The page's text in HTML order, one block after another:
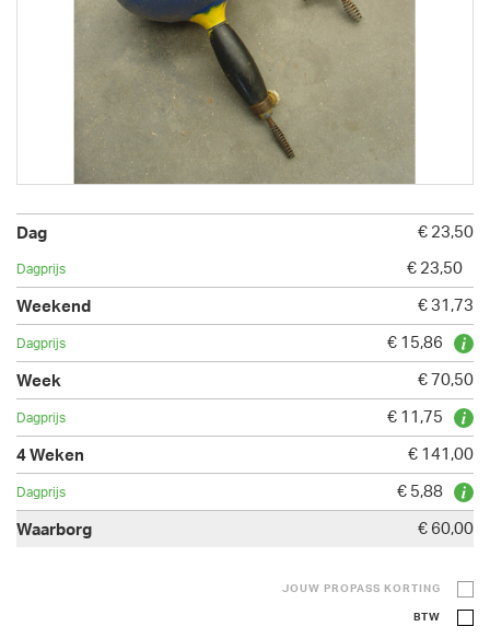
€ 23,50
€ 23,50
€ 31,73
€ 15,86
€ 70,50
€ 11,75
€ 141,00
€ 5,88
€ 60,00
JOUW PROPASS KORTING
BTW